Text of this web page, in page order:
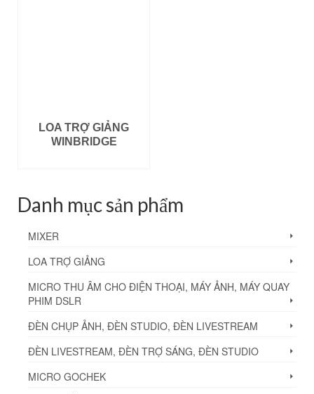
LOA TRỢ GIẢNG
WINBRIDGE
Danh mục sản phẩm
MIXER
LOA TRỢ GIẢNG
MICRO THU ÂM CHO ĐIỆN THOẠI, MÁY ẢNH, MÁY QUAY
PHIM DSLR
ĐÈN CHỤP ẢNH, ĐÈN STUDIO, ĐÈN LIVESTREAM
ĐÈN LIVESTREAM, ĐÈN TRỢ SÁNG, ĐÈN STUDIO
MICRO GOCHEK